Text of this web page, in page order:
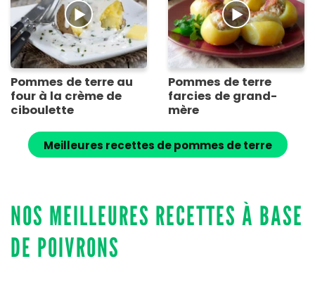
Pommes de terre au
four à la crème de
ciboulette
Pommes de terre
farcies de grand-
mère
Meilleures recettes de pommes de terre
NOS MEILLEURES RECETTES À BASE
DE POIVRONS